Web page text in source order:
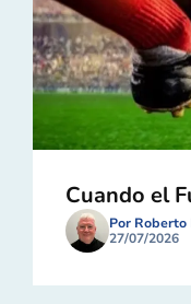
Cuando el
Por
27/07/2026